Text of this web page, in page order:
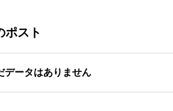
ポスト
データはありません